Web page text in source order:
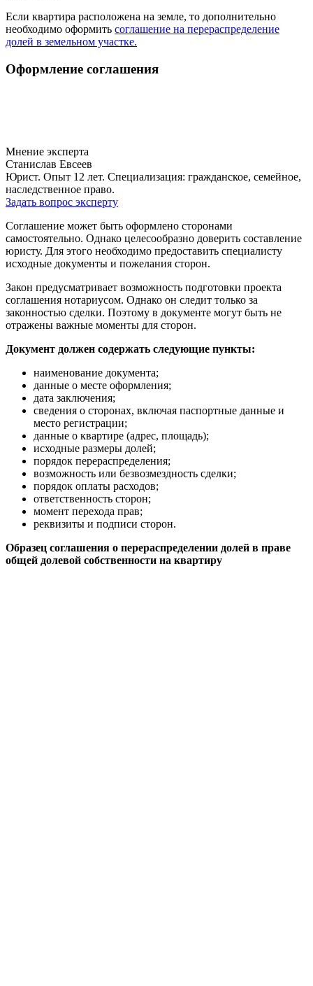
Если квартира расположена на земле, то дополнительно
необходимо оформить соглашение на перераспределение
долей в земельном участке.
Оформление соглашения
Мнение эксперта
Станислав Евсеев
Юрист. Опыт 12 лет. Специализация: гражданское, семейное,
наследственное право.
Задать вопрос эксперту
Соглашение может быть оформлено сторонами
самостоятельно. Однако целесообразно доверить составление
юристу. Для этого необходимо предоставить специалисту
исходные документы и пожелания сторон.
Закон предусматривает возможность подготовки проекта
соглашения нотариусом. Однако он следит только за
законностью сделки. Поэтому в документе могут быть не
отражены важные моменты для сторон.
Документ должен содержать следующие пункты:
наименование документа;
данные о месте оформления;
дата заключения;
сведения о сторонах, включая паспортные данные и
место регистрации;
данные о квартире (адрес, площадь);
исходные размеры долей;
порядок перераспределения;
возможность или безвозмездность сделки;
порядок оплаты расходов;
ответственность сторон;
момент перехода прав;
реквизиты и подписи сторон.
Образец соглашения о перераспределении долей в праве
общей долевой собственности на квартиру